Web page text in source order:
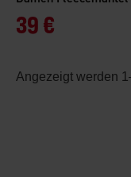
39 €
Angezeigt werden